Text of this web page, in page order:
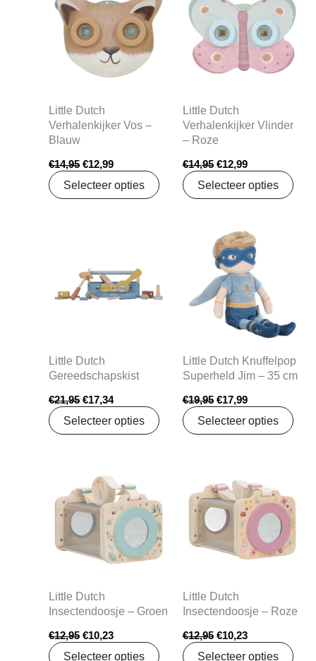
Little Dutch
Verhalenkijker Vos –
Blauw
€14,95
was:
€14,95.
€12,99
is:
€12,99.
Selecteer opties
Little Dutch
Verhalenkijker Vlinder
– Roze
€14,95
was:
€14,95.
€12,99
is:
€12,99.
Selecteer opties
Little Dutch
Gereedschapskist
€21,95
€21,95.
€17,34
€17,34.
Selecteer opties
Little Dutch Knuffelpop
Superheld Jim – 35 cm
€19,95
Oorspronkelijke
prijs
was:
€19,95.
€17,99
Huidige
prijs
is:
€17,99.
Selecteer opties
Little Dutch
Insectendoosje – Groen
€12,95
prijs
was:
€12,95.
€10,23
prijs
is:
€10,23.
Selecteer opties
Little Dutch
Insectendoosje – Roze
€12,95
prijs
was:
€12,95.
€10,23
is:
€10,23.
Selecteer opties